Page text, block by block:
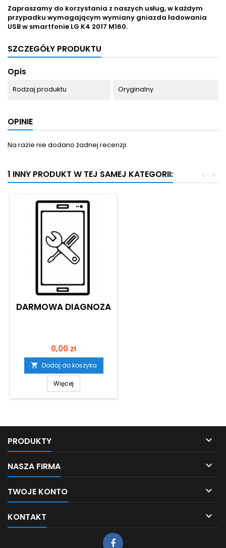
Zapraszamy do korzystania z naszych usług, w każdym
przypadku wymagającym wymiany gniazda ładowania
USB w smartfonie LG K4 2017 M160.
SZCZEGÓŁY PRODUKTU
Opis
Rodzaj produktu Oryginalny
OPINIE
Na razie nie dodano żadnej recenzji.
1 INNY PRODUKT W TEJ SAMEJ KATEGORII: >
<
DARMOWA DIAGNOZA
Cena
0,00 zł
 Dodaj do koszyka
Więcej
PRODUKTY 
NASZA FIRMA 
TWOJE KONTO 
KONTAKT 